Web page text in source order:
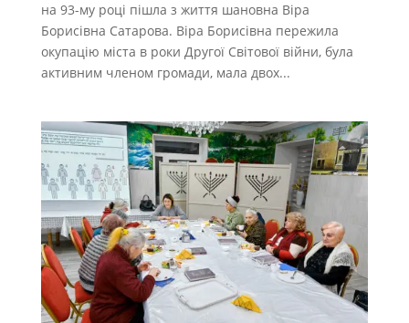
на 93-му році пішла з життя шановна Віра
Борисівна Сатарова. Віра Борисівна пережила
окупацію міста в роки Другої Світової війни, була
активним членом громади, мала двох...